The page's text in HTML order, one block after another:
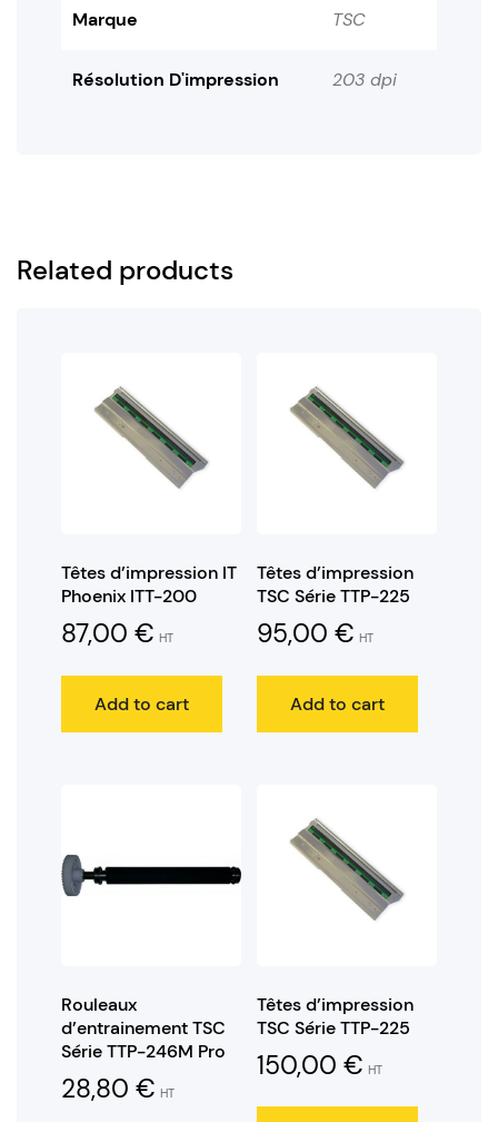
Marque TSC
Résolution D'impression 203 dpi
Related products
Têtes d’impression IT
Phoenix ITT-200
87,00 € HT
Add to cart
Têtes d’impression
TSC Série TTP-225
95,00 € HT
Add to cart
Rouleaux
d’entrainement TSC
Série TTP-246M Pro
28,80 € HT
Têtes d’impression
TSC Série TTP-225
150,00 € HT